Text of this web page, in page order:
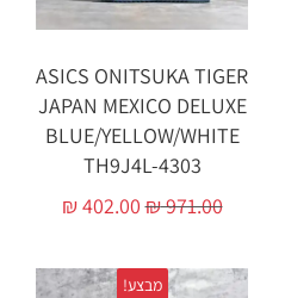
ASICS ONITSUKA TIGER
JAPAN MEXICO DELUXE
BLUE/YELLOW/WHITE
TH9J4L-4303
₪971.00
₪402.00
מבצע!